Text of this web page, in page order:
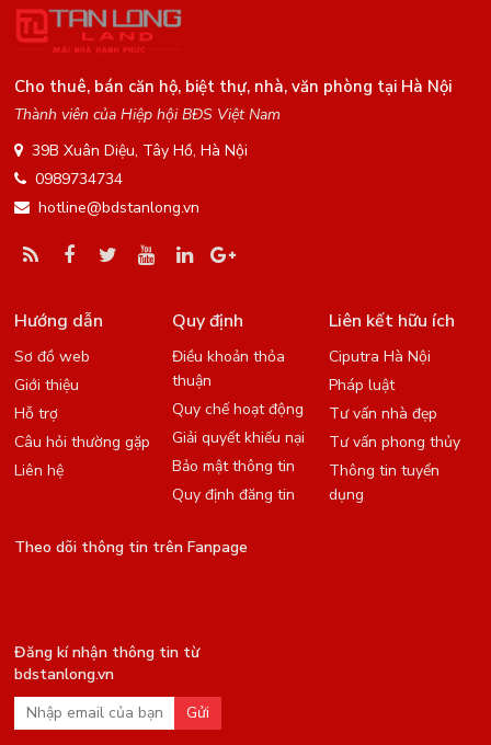
Cho thuê, bán căn hộ, biệt thự, nhà, văn phòng tại Hà Nội
Thành viên của Hiệp hội BĐS Việt Nam
39B Xuân Diệu, Tây Hồ, Hà Nội
0989734734
hotline@bdstanlong.vn
Hướng dẫn
Sơ đồ web
Giới thiệu
Hỗ trợ
Câu hỏi thường gặp
Liên hệ
Quy định
Điều khoản thỏa
thuận
Quy chế hoạt động
Giải quyết khiếu nại
Bảo mật thông tin
Quy định đăng tin
Liên kết hữu ích
Ciputra Hà Nội
Pháp luật
Tư vấn nhà đẹp
Tư vấn phong thủy
Thông tin tuyển
dụng
Theo dõi thông tin trên Fanpage
Đăng kí nhận thông tin từ
bdstanlong.vn
Gửi